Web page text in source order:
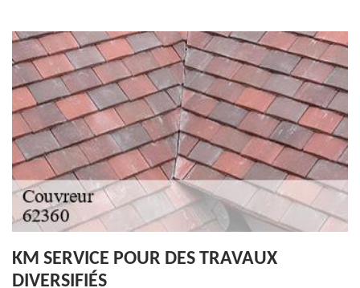
KM SERVICE POUR DES TRAVAUX
DIVERSIFIÉS